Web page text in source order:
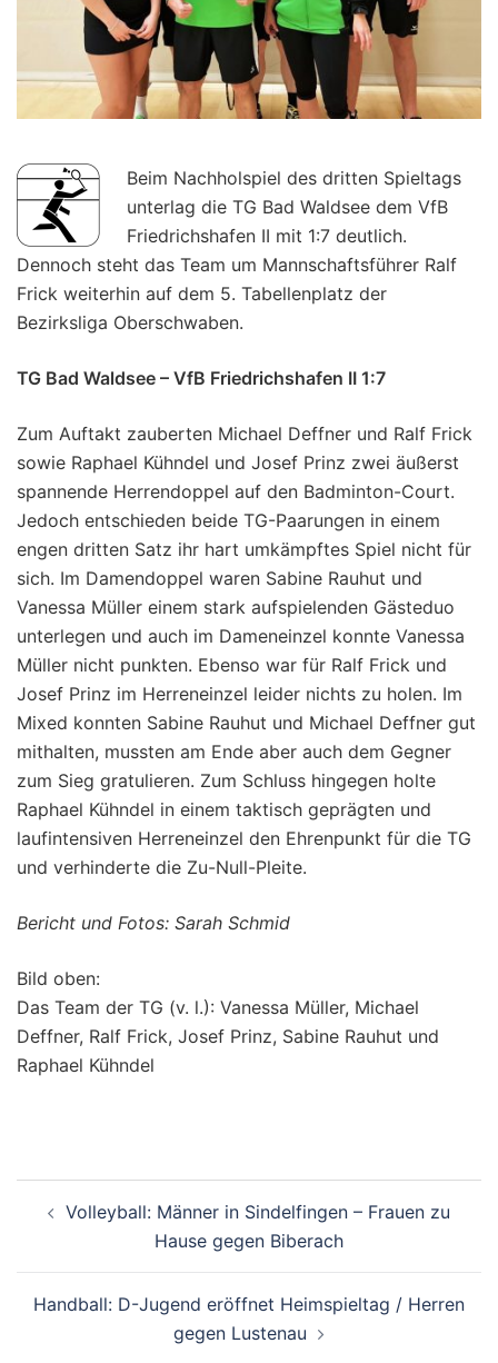
Beim Nachholspiel des dritten Spieltags
unterlag die TG Bad Waldsee dem VfB
Friedrichshafen II mit 1:7 deutlich.
Dennoch steht das Team um Mannschaftsführer Ralf
Frick weiterhin auf dem 5. Tabellenplatz der
Bezirksliga Oberschwaben.
TG Bad Waldsee – VfB Friedrichshafen II 1:7
Zum Auftakt zauberten Michael Deffner und Ralf Frick
sowie Raphael Kühndel und Josef Prinz zwei äußerst
spannende Herrendoppel auf den Badminton-Court.
Jedoch entschieden beide TG-Paarungen in einem
engen dritten Satz ihr hart umkämpftes Spiel nicht für
sich. Im Damendoppel waren Sabine Rauhut und
Vanessa Müller einem stark aufspielenden Gästeduo
unterlegen und auch im Dameneinzel konnte Vanessa
Müller nicht punkten. Ebenso war für Ralf Frick und
Josef Prinz im Herreneinzel leider nichts zu holen. Im
Mixed konnten Sabine Rauhut und Michael Deffner gut
mithalten, mussten am Ende aber auch dem Gegner
zum Sieg gratulieren. Zum Schluss hingegen holte
Raphael Kühndel in einem taktisch geprägten und
laufintensiven Herreneinzel den Ehrenpunkt für die TG
und verhinderte die Zu-Null-Pleite.
Bericht und Fotos: Sarah Schmid
Bild oben:
Das Team der TG (v. l.): Vanessa Müller, Michael
Deffner, Ralf Frick, Josef Prinz, Sabine Rauhut und
Raphael Kühndel
Volleyball: Männer in Sindelfingen – Frauen zu
Hause gegen Biberach
Handball: D-Jugend eröffnet Heimspieltag / Herren
gegen Lustenau